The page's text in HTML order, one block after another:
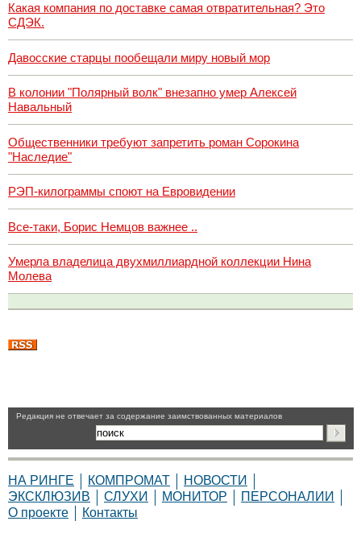
Какая компания по доставке самая отвратительная? Это
СДЭК.
Давосские старцы пообещали миру новый мор
В колонии "Полярный волк" внезапно умер Алексей
Навальный
Общественники требуют запретить роман Сорокина
"Наследие"
РЭП-килограммы споют на Евровидении
Все-таки, Борис Немцов важнее ..
Умерла владелица двухмиллиардной коллекции Нина
Молева
Pедакция не отвечает за содержание заимствованных материалов
НА РИНГЕ КОМПРОМАТ
НОВОСТИ
ЭКСКЛЮЗИВ
СЛУХИ МОНИТОР
ПЕРСОНАЛИИ
О проекте
Контакты